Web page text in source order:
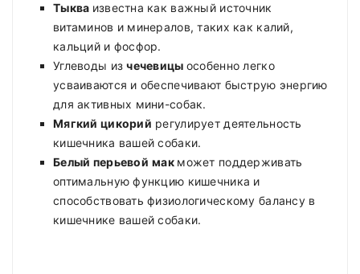
Тыква известна как важный источник
витаминов и минералов, таких как калий,
кальций и фосфор.
Углеводы изчечевицы особенно легко
усваиваются и обеспечивают быструю энергию
для активных мини-собак.
Мягкий цикорий регулирует деятельность
кишечника вашей собаки.
Белый перьевой мак может поддерживать
оптимальную функцию кишечника и
способствовать физиологическому балансу в
кишечнике вашей собаки.